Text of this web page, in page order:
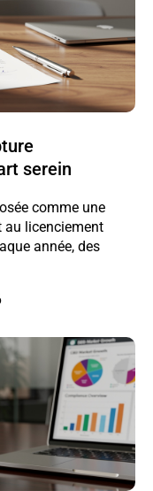
serein
comme une
au licenciement
année, des